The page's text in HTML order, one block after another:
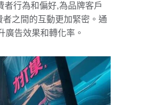
者行為和偏好,為品牌客戶
之間的互動更加緊密。通
告效果和轉化率。